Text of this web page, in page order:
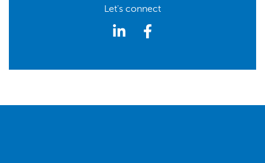
Let's connect